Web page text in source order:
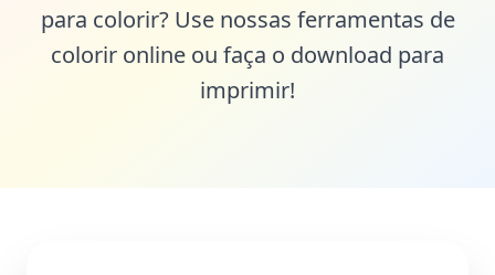
para colorir? Use nossas ferramentas de
colorir online ou faça o download para
imprimir!